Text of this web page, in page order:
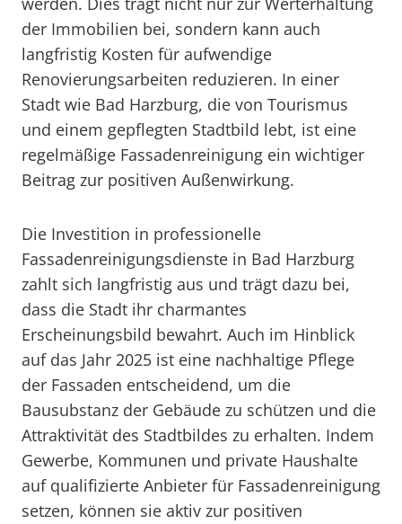
der Immobilien bei, sondern kann auch
langfristig Kosten für aufwendige
Renovierungsarbeiten reduzieren. In einer
Stadt wie Bad Harzburg, die von Tourismus
und einem gepflegten Stadtbild lebt, ist eine
regelmäßige Fassadenreinigung ein wichtiger
Beitrag zur positiven Außenwirkung.
Die Investition in professionelle
Fassadenreinigungsdienste in Bad Harzburg
zahlt sich langfristig aus und trägt dazu bei,
dass die Stadt ihr charmantes
Erscheinungsbild bewahrt. Auch im Hinblick
auf das Jahr 2025 ist eine nachhaltige Pflege
der Fassaden entscheidend, um die
Bausubstanz der Gebäude zu schützen und die
Attraktivität des Stadtbildes zu erhalten. Indem
Gewerbe, Kommunen und private Haushalte
auf qualifizierte Anbieter für Fassadenreinigung
setzen, können sie aktiv zur positiven